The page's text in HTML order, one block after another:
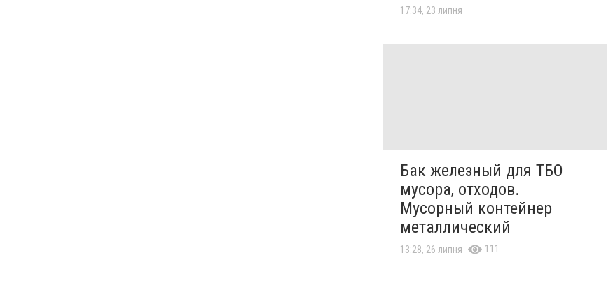
17:34, 23 липня
Бак железный для ТБО
мусора, отходов.
Мусорный контейнер
металлический
13:28, 26 липня 111